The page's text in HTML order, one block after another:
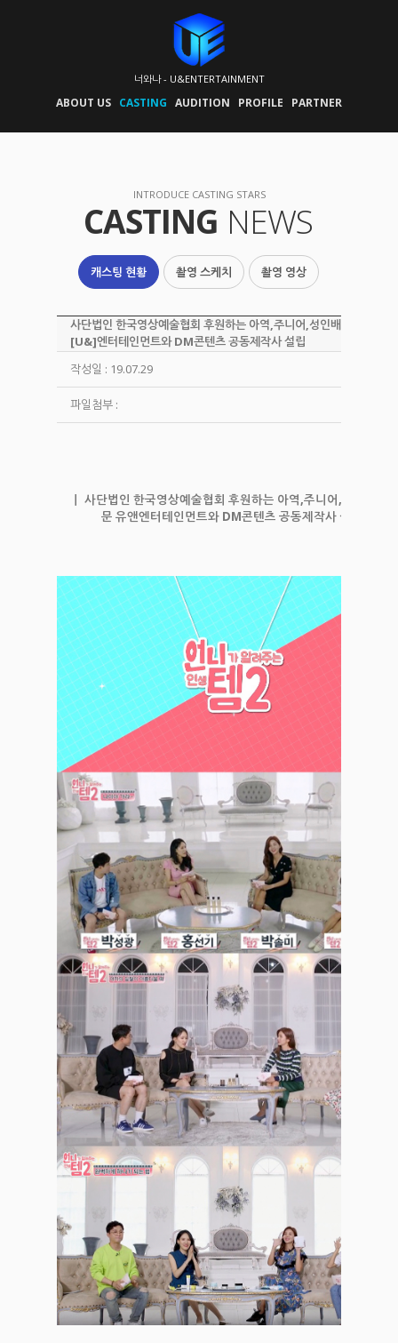
너와나 - U&ENTERTAINMENT
ABOUT US CASTING AUDITION PROFILE PARTNER
INTRODUCE CASTING STARS
CASTING NEWS
캐스팅 현황 촬영 스케치 촬영 영상
사단법인 한국영상예술협회 후원하는 아역,주니어,성인배우 전문 유
[U&]엔터테인먼트와 DM콘텐츠 공동제작사 설립
작성일 : 19.07.29
파일첨부 :
ㅣ 사단법인 한국영상예술협회 후원하는 아역,주니어,성인배우
문 유앤엔터테인먼트와 DM콘텐츠 공동제작사 설립